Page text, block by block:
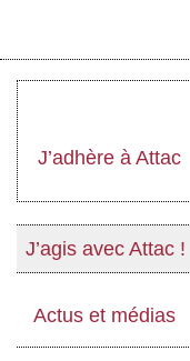
J’adhère à Attac
J’agis avec Attac !
Actus et médias